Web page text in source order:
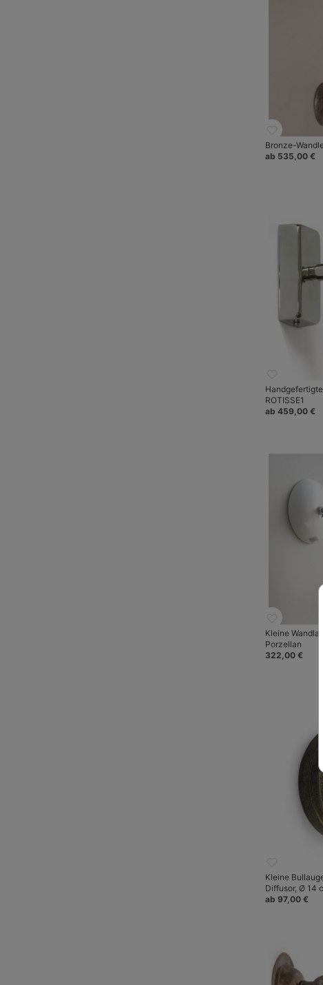
Bronze-
ab 535,00 €
ROTISSE1
ab 459,00 €
Kleine
Porzellan
322,00 €
Kleine
Diffusor, Ø 14
ab 97,00 €